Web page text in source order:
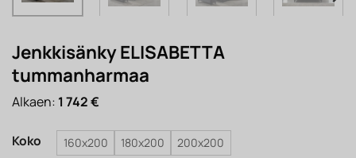
Jenkkisänky ELISABETTA
tummanharmaa
Alkaen: 1 742€
Koko 160x200 180x200 200x200